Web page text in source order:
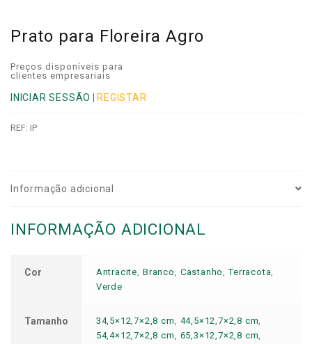
Prato para Floreira Agro
Preços disponíveis para
clientes empresariais
INICIAR SESSÃO REGISTAR
REF: IP
Informação adicional
INFORMAÇÃO ADICIONAL
Cor Antracite,Branco, Castanho,Terracota,
Verde
Tamanho 34,5×12,7×2,8 cm, 44,5×12,7×2,8 cm,
54,4×12,7×2,8 cm, 65,3×12,7×2,8 cm,